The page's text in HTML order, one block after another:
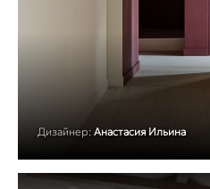
Дизайнер: Анастасия Ильина